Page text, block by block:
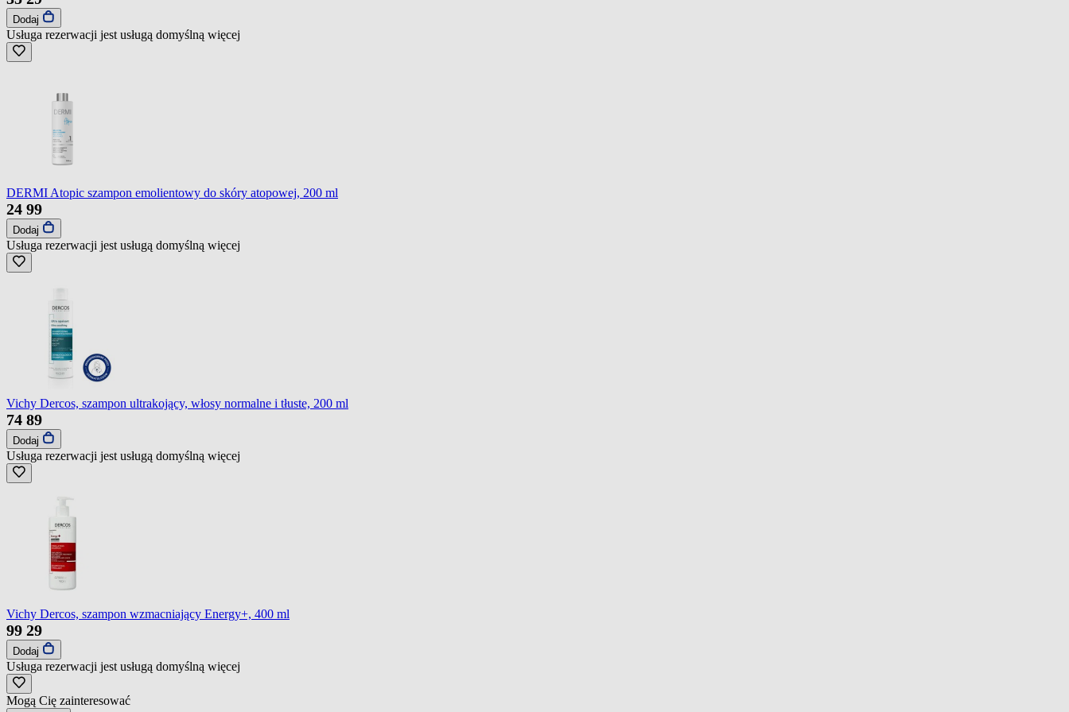
Dodaj
Usługa rezerwacji jest usługą domyślną więcej
DERMI Atopic szampon emolientowy do skóry atopowej, 200 ml
24 99
Dodaj
Usługa rezerwacji jest usługą domyślną więcej
Vichy Dercos, szampon ultrakojący, włosy normalne i tłuste, 200 ml
74 89
Dodaj
Usługa rezerwacji jest usługą domyślną więcej
Vichy Dercos, szampon wzmacniający Energy+, 400 ml
99 29
Dodaj
Usługa rezerwacji jest usługą domyślną więcej
Mogą Cię zainteresować